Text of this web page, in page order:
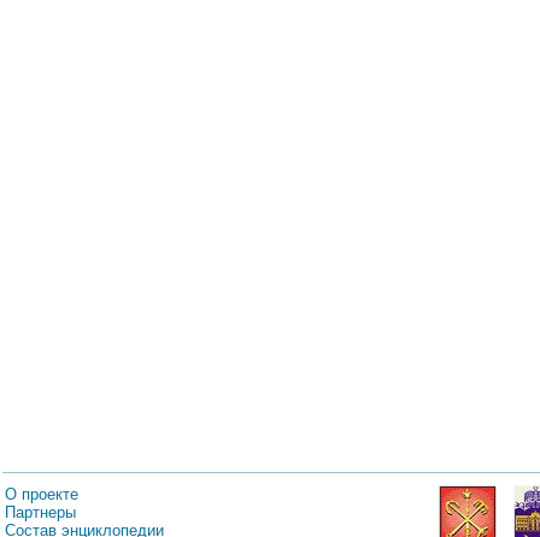
О проекте
Партнеры
Состав энциклопедии